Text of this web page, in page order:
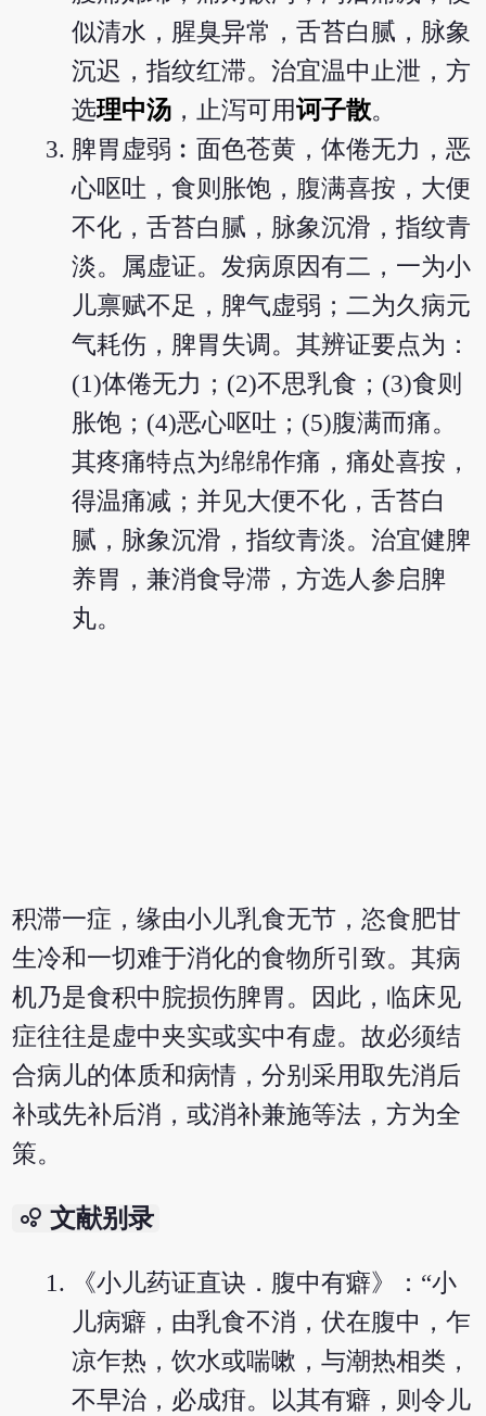
似清水，腥臭异常，舌苔白腻，脉象
沉迟，指纹红滞。治宜温中止泄，方
选理中汤 ，止泻可用诃子散。
脾胃虚弱︰面色苍黄，体倦无力，恶
心呕吐，食则胀饱，腹满喜按，大便
不化，舌苔白腻，脉象沉滑，指纹青
淡。属虚证。发病原因有二，一为小
儿禀赋不足，脾气虚弱；二为久病元
气耗伤，脾胃失调。其辨证要点为：
(1)体倦无力；(2)不思乳食；(3)食则
胀饱；(4)恶心呕吐；(5)腹满而痛。
其疼痛特点为绵绵作痛，痛处喜按，
得温痛减；并见大便不化，舌苔白
腻，脉象沉滑，指纹青淡。治宜健脾
养胃，兼消食导滞，方选人参启脾
丸。
积滞一症，缘由小儿乳食无节，恣食肥甘
生冷和一切难于消化的食物所引致。其病
机乃是食积中脘损伤脾胃。因此，临床见
症往往是虚中夹实或实中有虚。故必须结
合病儿的体质和病情，分别采用取先消后
补或先补后消，或消补兼施等法，方为全
策。
bubble_chart 文献别录
《小儿药证直诀．腹中有癖》：“小
儿病癖，由乳食不消，伏在腹中，乍
凉乍热，饮水或喘嗽，与潮热相类，
不早治，必成疳。以其有癖，则令儿